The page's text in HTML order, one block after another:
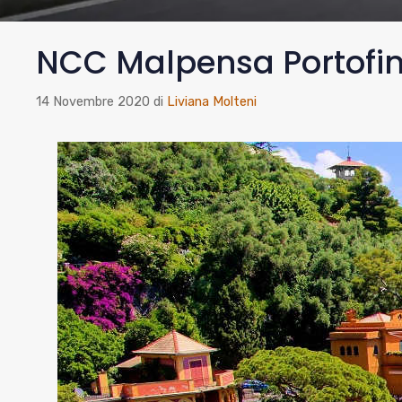
NCC Malpensa
14 Novembre 2020 di Liviana Molteni